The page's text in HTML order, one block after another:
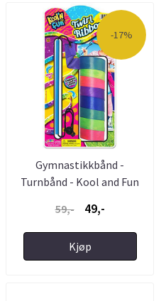
-17%
Gymnastikkbånd -
Turnbånd - Kool and Fun
59,- 49,-
Kjøp